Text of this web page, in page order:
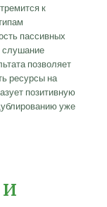
к
пассивных
слушание
позволяет
ресурсы на
позитивную
уже